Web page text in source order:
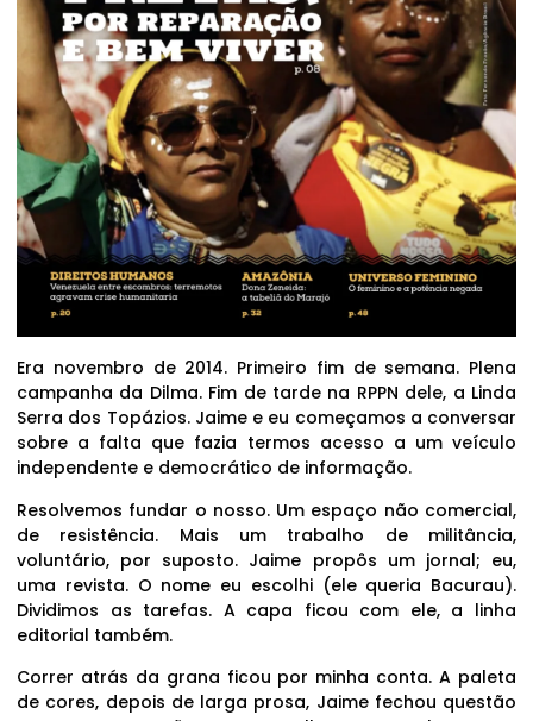
Era novembro de 2014. Primeiro fim de semana. Plena
campanha da Dilma. Fim de tarde na RPPN dele, a Linda
Serra dos Topázios. Jaime e eu começamos a conversar
sobre a falta que fazia termos acesso a um veículo
independente e democrático de informação.
Resolvemos fundar o nosso. Um espaço não comercial,
de resistência. Mais um trabalho de militância,
voluntário, por suposto. Jaime propôs um jornal; eu,
uma revista. O nome eu escolhi (ele queria Bacurau).
Dividimos as tarefas. A capa ficou com ele, a linha
editorial também.
Correr atrás da grana ficou por minha conta. A paleta
de cores, depois de larga prosa, Jaime fechou questão